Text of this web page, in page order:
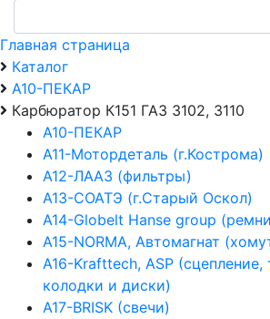
Главная страница
Каталог
А10-ПЕКАР
Карбюратор К151 ГАЗ 3102, 3110
А10-ПЕКАР
А11-Мотордеталь (г.Кострома)
А12-ЛААЗ (фильтры)
А13-СОАТЭ (г.Старый Оскол)
А14-Globelt Hanse group
А15-NORMA, Автомагнат
А16-Krafttech, ASP
колодки и диски)
А17-BRISK (свечи)